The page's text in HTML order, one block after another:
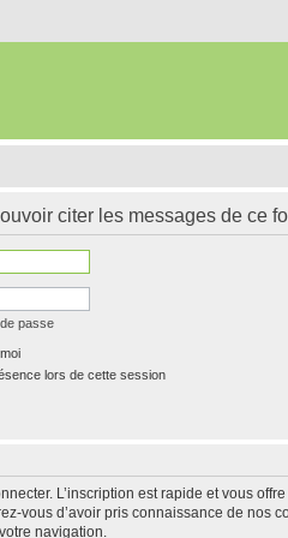
citer les messages de ce
passe
lors de cette session
L’inscription est rapide et vous
vous d’avoir pris connaissance de
navigation.